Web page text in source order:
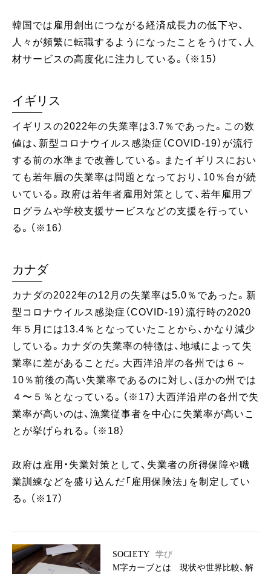
韓国では雇用創出につながる経済成長力の低下や、
人々が頻繁に転職するようになったことをうけて、人
材サービスの高度化に注力している。（※15）
イギリス
イギリスの2022年の失業率は3.7％であった。この数
値は、新型コロナウイルス感染症（COVID-19）が流行
する前の水準まで改善している。またイギリスにおい
ても若年層の失業率は問題となっており、10％台が続
いている。政府は若年者雇用対策として、若年雇用プ
ログラムや学校支援サービスなどの支援を行ってい
る。（※16）
カナダ
カナダの2022年の12月の失業率は5.0％であった。新
型コロナウイルス感染症（COVID-19）流行時の2020
年５月には13.4％となっていたことから、かなり減少
している。カナダの失業率の特徴は、地域によって失
業率に差があることだ。大西洋沿岸の各州では６～
10％前後の高い失業率であるのに対し、ほかの州では
４〜５％となっている。（※17）大西洋沿岸の各州で失
業率が高いのは、漁業従事者を中心に失業率が高いこ
とが挙げられる。（※18）
政府は雇用・失業対策として、失業者の所得保障や職
業訓練などを盛り込んだ「雇用保険法」を制定してい
る。（※17）
SOCIETY
学び
M字カーブとは 現状や世界比較、解